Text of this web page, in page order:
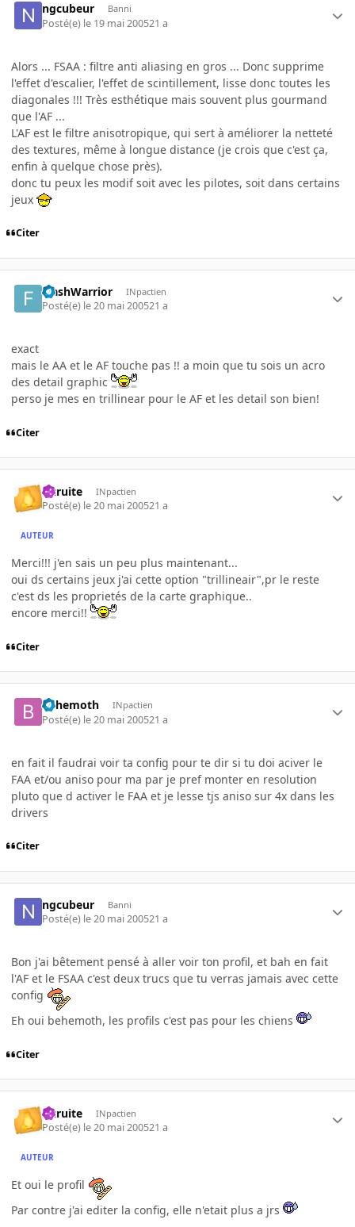
ngcubeur Banni
Posté(e) le 19 mai 200521 a
Alors ... FSAA : filtre anti aliasing en gros ... Donc supprime
l'effet d'escalier, l'effet de scintillement, lisse donc toutes les
diagonales !!! Très esthétique mais souvent plus gourmand
que l'AF ...
L'AF est le filtre anisotropique, qui sert à améliorer la netteté
des textures, même à longue distance (je crois que c'est ça,
enfin à quelque chose près).
donc tu peux les modif soit avec les pilotes, soit dans certains
jeux
Citer
FlashWarrior INpactien
Posté(e) le 20 mai 200521 a
exact
mais le AA et le AF touche pas !! a moin que tu sois un acro
des detail graphic
perso je mes en trillinear pour le AF et les detail son bien!
Citer
latruite INpactien
Posté(e) le 20 mai 200521 a
AUTEUR
Merci!!! j'en sais un peu plus maintenant...
oui ds certains jeux j'ai cette option "trillineair",pr le reste
c'est ds les proprietés de la carte graphique..
encore merci!!
Citer
behemoth INpactien
Posté(e) le 20 mai 200521 a
en fait il faudrai voir ta config pour te dir si tu doi aciver le
FAA et/ou aniso pour ma par je pref monter en resolution
pluto que d activer le FAA et je lesse tjs aniso sur 4x dans les
drivers
Citer
ngcubeur Banni
Posté(e) le 20 mai 200521 a
Bon j'ai bêtement pensé à aller voir ton profil, et bah en fait
l'AF et le FSAA c'est deux trucs que tu verras jamais avec cette
config
Eh oui behemoth, les profils c'est pas pour les chiens
Citer
latruite INpactien
Posté(e) le 20 mai 200521 a
AUTEUR
Et oui le profil
Par contre j'ai editer la config, elle n'etait plus a jrs